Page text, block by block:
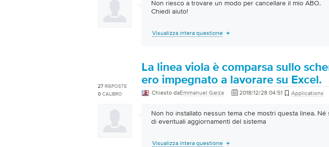
Non riesco a trovare un modo per cancellare il mio ABO.
Chiedi aiuto!
Visualizza intera questione
27 RISPOSTE
0 CALIBRO
La linea viola è comparsa sullo
ero impegnato a lavorare su Excel.
Chiesto daEmmanuel Garza 2018/12/28 04:51 Applications
Non ho installato nessun tema che mostri questa linea.
di eventuali aggiornamenti del sistema
Visualizza intera questione